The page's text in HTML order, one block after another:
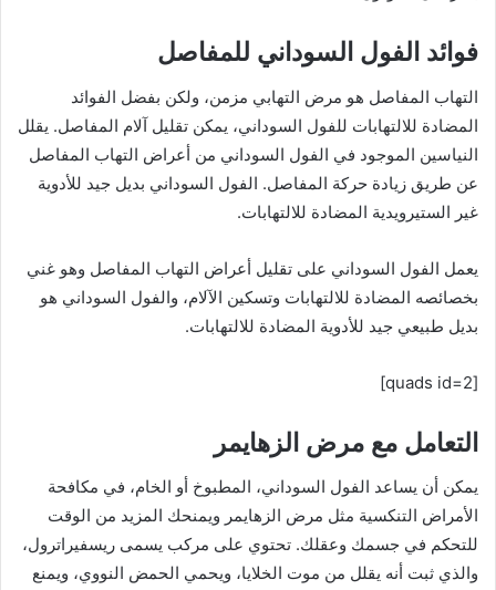
فوائد الفول السوداني للمفاصل
التهاب المفاصل هو مرض التهابي مزمن، ولكن بفضل الفوائد
المضادة للالتهابات للفول السوداني، يمكن تقليل آلام المفاصل. يقلل
النياسين الموجود في الفول السوداني من أعراض التهاب المفاصل
عن طريق زيادة حركة المفاصل. الفول السوداني بديل جيد للأدوية
غير الستيرويدية المضادة للالتهابات.
يعمل الفول السوداني على تقليل أعراض التهاب المفاصل وهو غني
بخصائصه المضادة للالتهابات وتسكين الآلام، والفول السوداني هو
بديل طبيعي جيد للأدوية المضادة للالتهابات.
[quads id=2]
التعامل مع مرض الزهايمر
يمكن أن يساعد الفول السوداني، المطبوخ أو الخام، في مكافحة
الأمراض التنكسية مثل مرض الزهايمر ويمنحك المزيد من الوقت
للتحكم في جسمك وعقلك. تحتوي على مركب يسمى ريسفيراترول،
والذي ثبت أنه يقلل من موت الخلايا، ويحمي الحمض النووي، ويمنع